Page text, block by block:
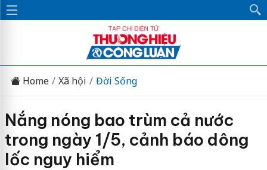
Home Xã hội Đời Sống
Nắng nóng bao trùm cả nước
trong ngày 1/5, cảnh báo dông
lốc nguy hiểm